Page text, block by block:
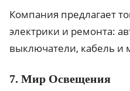
Компания предлагает
электрики и ремонта:
выключатели, кабель и
7. Мир Освещения